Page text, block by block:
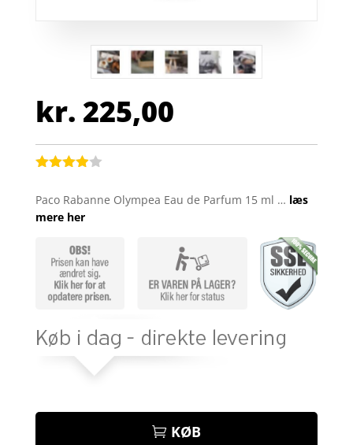
kr. 225,00
ud af 5
baseret
ømmelse
Paco Rabanne Olympea Eau de Parfum 15 ml … læs
mere her
KØB